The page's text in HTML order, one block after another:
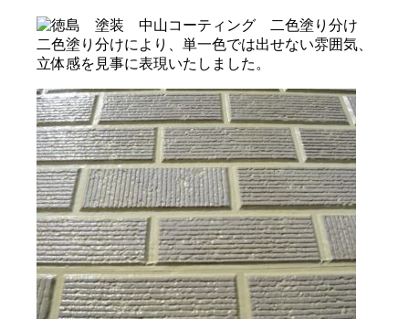
二色塗り分けにより、単一色では出せない雰囲気、
立体感を見事に表現いたしました。